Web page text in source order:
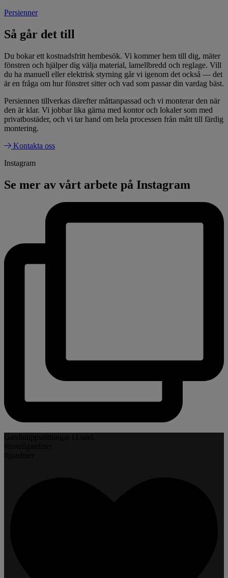
Persienner
Så går det till
Du bokar ett kostnadsfritt hembesök. Vi kommer hem till dig, mäter
fönstren och hjälper dig välja material, lamellbredd och reglage. Vill
du ha manuell eller elektrisk styrning går vi igenom det också — det
är en fråga om hur fönstret sitter och vad som passar din vardag bäst.
Persiennen tillverkas därefter måttanpassad och vi monterar den när
den är klar. Vi jobbar lika gärna med kontor och lokaler som med
privatbostäder, och vi tar hand om hela processen från mått till färdig
montering.
Kontakta oss
Instagram
Se mer av vårt arbete på Instagram